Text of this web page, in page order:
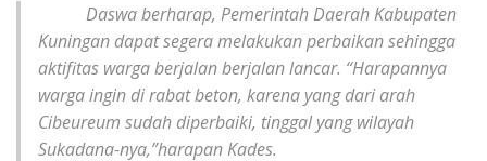
Daswa berharap, Pemerintah Daerah Kabupaten
Kuningan dapat segera melakukan perbaikan sehingga
aktifitas warga berjalan berjalan lancar. “Harapannya
warga ingin di rabat beton, karena yang dari arah
Cibeureum sudah diperbaiki, tinggal yang wilayah
Sukadana-nya,”harapan Kades.